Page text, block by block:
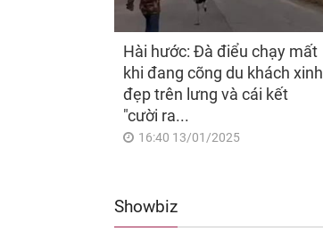
Hài hước: Đà điểu chạy mất
khi đang cõng du khách xinh
đẹp trên lưng và cái kết
"cười ra...
16:40 13/01/2025
Showbiz